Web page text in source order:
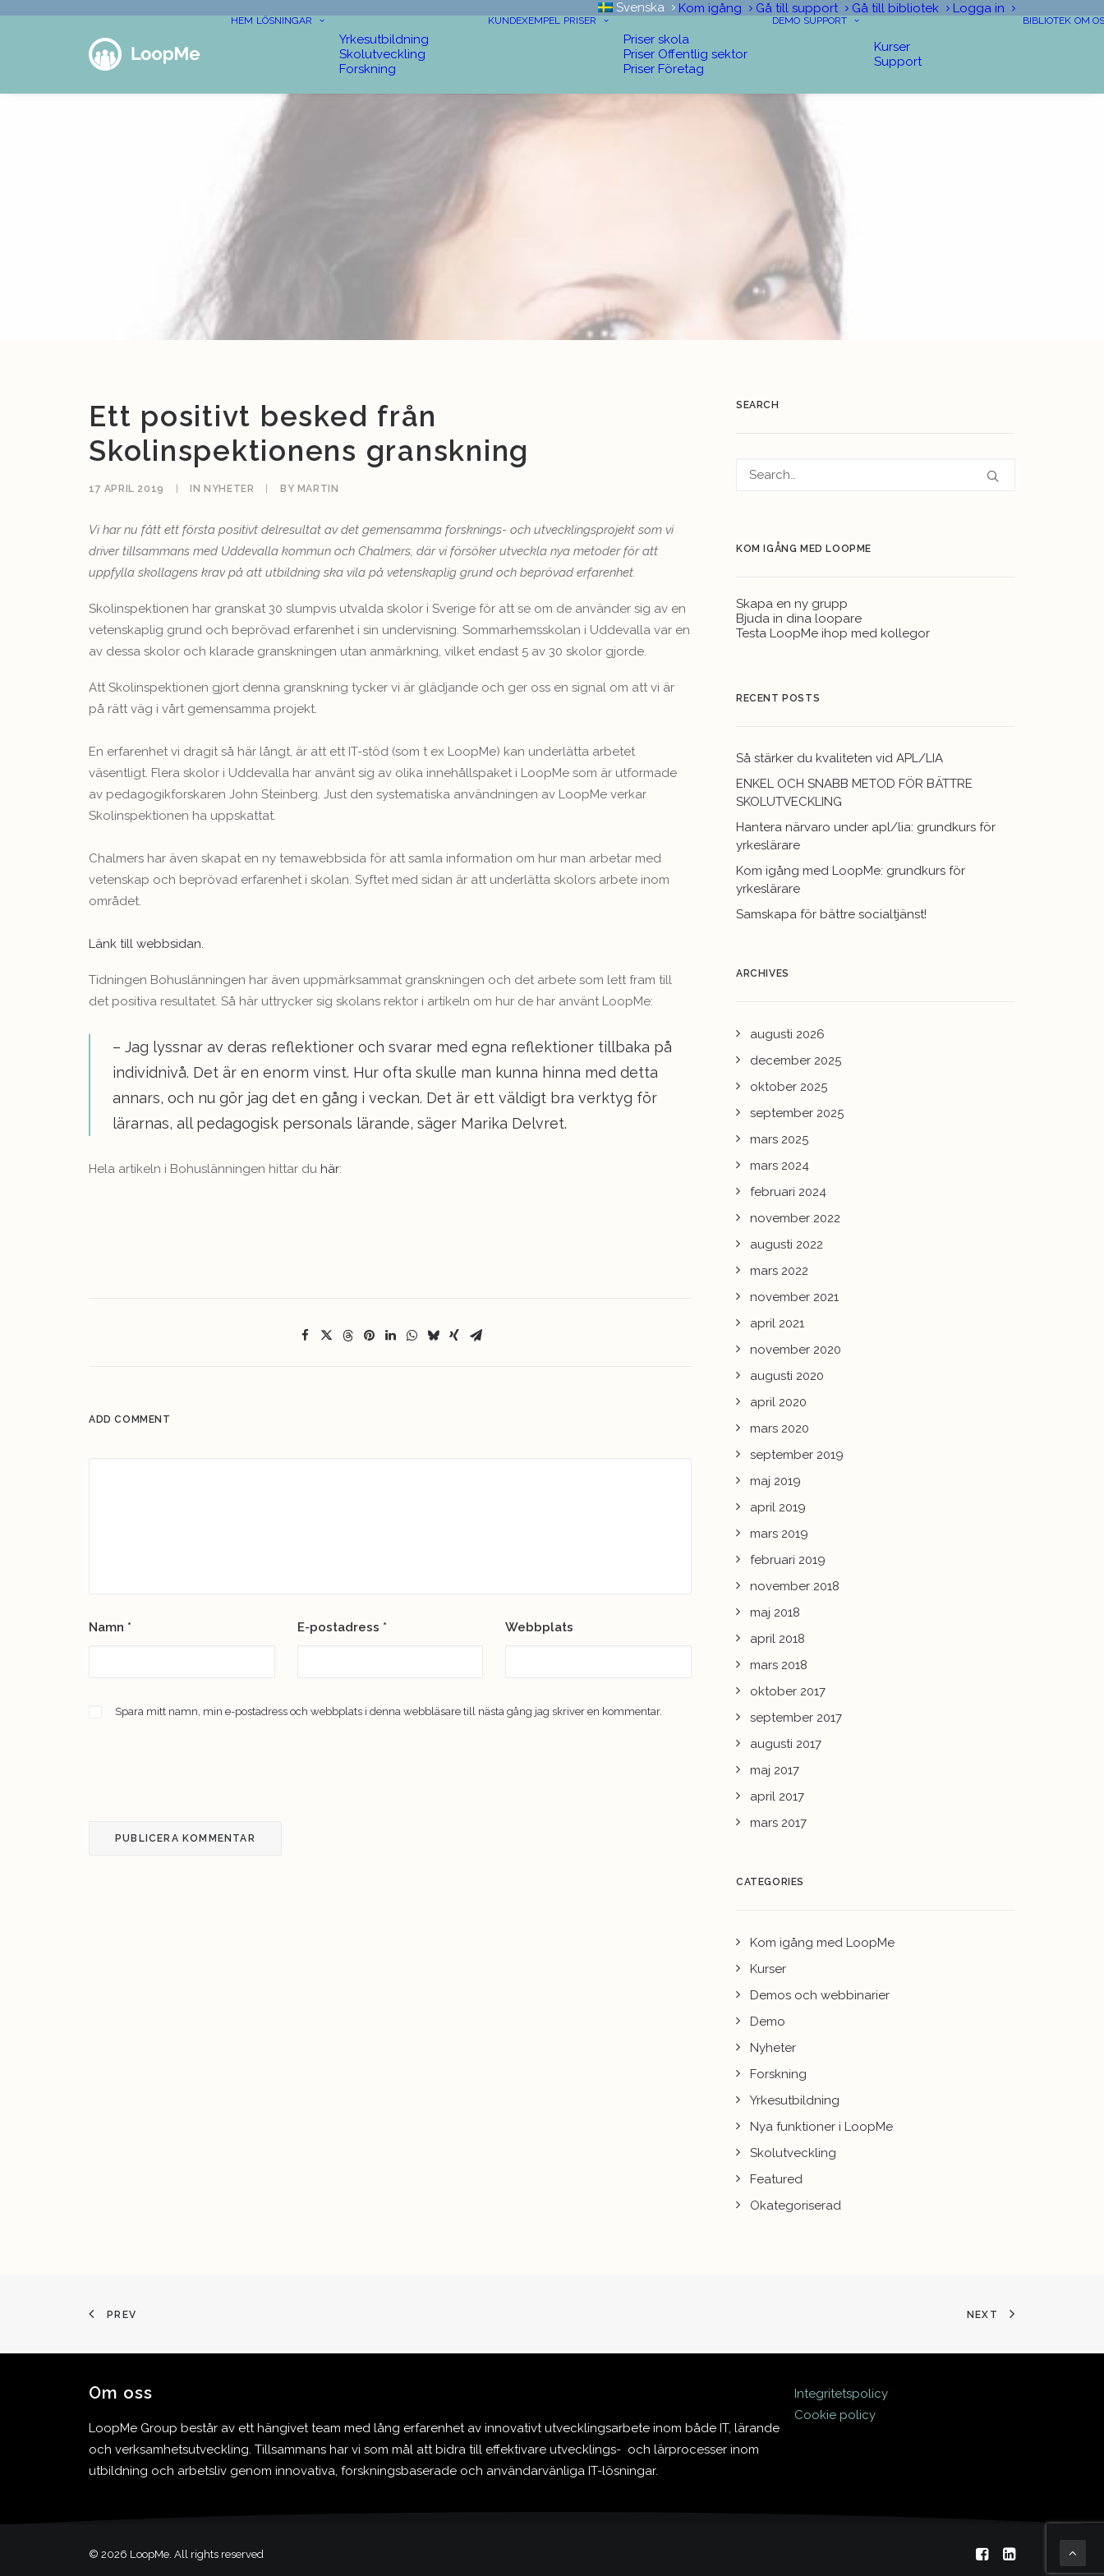
Svenska Kom igång Gå till support Gå till bibliotek Logga in
HEM LÖSNINGAR
Yrkesutbildning
Skolutveckling
Forskning
KUNDEXEMPEL PRISER
Priser skola
Priser Offentlig sektor
Priser Företag
DEMO SUPPORT
Kurser
Support
BIBLIOTEK OM
Ett positivt besked från
Skolinspektionens granskning
17 APRIL 2019 IN NYHETER BY MARTIN
Vi har nu fått ett första positivt delresultat av det gemensamma forsknings- och utvecklingsprojekt som vi
driver tillsammans med Uddevalla kommun och Chalmers, där vi försöker utveckla nya metoder för att
uppfylla skollagens krav på att utbildning ska vila på vetenskaplig grund och beprövad erfarenhet.
Skolinspektionen har granskat 30 slumpvis utvalda skolor i Sverige för att se om de använder sig av en
veten­skaplig grund och beprövad erfarenhet i sin undervisning. Sommarhemsskolan i Uddevalla var en
av dessa skolor och klarade granskningen utan anmärkning, vilket endast 5 av 30 skolor gjorde.
Att Skolinspektionen gjort denna granskning tycker vi är glädjande och ger oss en signal om att vi är
på rätt väg i vårt gemensamma projekt.
En erfarenhet vi dragit så här långt, är att ett IT-stöd (som t ex LoopMe) kan underlätta arbetet
väsentligt. Flera skolor i Uddevalla har använt sig av olika innehållspaket i LoopMe som är utformade
av pedagogikforskaren John Steinberg. Just den systematiska användningen av LoopMe verkar
Skolinspektionen ha uppskattat.
Chalmers har även skapat en ny temawebbsida för att samla information om hur man arbetar med
vetenskap och beprövad erfarenhet i skolan. Syftet med sidan är att underlätta skolors arbete inom
området.
Länk till webbsidan.
Tidningen Bohuslänningen har även uppmärksammat granskningen och det arbete som lett fram till
det positiva resultatet. Så här uttrycker sig skolans rektor i artikeln om hur de har använt LoopMe:
– Jag lyssnar av deras reflektioner och svarar med egna reflektioner tillbaka på
individnivå. Det är en enorm vinst. Hur ofta skulle man kunna hinna med detta
annars, och nu gör jag det en gång i veckan. Det är ett väldigt bra verktyg för
lärarnas, all pedagogisk personals lärande, säger Marika Delvret.
Hela artikeln i Bohuslänningen hittar du här:
ADD COMMENT
Namn * E-postadress * Webbplats
Spara mitt namn, min e-postadress och webbplats i denna webbläsare till nästa gång jag skriver en kommentar.
SEARCH
KOM IGÅNG MED LOOPME
Skapa en ny grupp
Bjuda in dina loopare
Testa LoopMe ihop med kollegor
RECENT POSTS
Så stärker du kvaliteten vid APL/LIA
ENKEL OCH SNABB METOD FÖR BÄTTRE
SKOLUTVECKLING
Hantera närvaro under apl/lia: grundkurs för
yrkeslärare
Kom igång med LoopMe: grundkurs för
yrkeslärare
Samskapa för bättre socialtjänst!
ARCHIVES
augusti 2026
december 2025
oktober 2025
september 2025
mars 2025
mars 2024
februari 2024
november 2022
augusti 2022
mars 2022
november 2021
april 2021
november 2020
augusti 2020
april 2020
mars 2020
september 2019
maj 2019
april 2019
mars 2019
februari 2019
november 2018
maj 2018
april 2018
mars 2018
oktober 2017
september 2017
augusti 2017
maj 2017
april 2017
mars 2017
CATEGORIES
Kom igång med LoopMe
Kurser
Demos och webbinarier
Demo
Nyheter
Forskning
Yrkesutbildning
Nya funktioner i LoopMe
Skolutveckling
Featured
Okategoriserad
PREV NEXT
Om oss
LoopMe Group består av ett hängivet team med lång erfarenhet av innovativt utvecklingsarbete inom både IT, lärande
och verksamhetsutveckling. Tillsammans har vi som mål att bidra till effektivare utvecklings- och lärprocesser inom
utbildning och arbetsliv genom innovativa, forskningsbaserade och användarvänliga IT-lösningar.
Integritetspolicy
Cookie policy
© 2026 LoopMe. All rights reserved